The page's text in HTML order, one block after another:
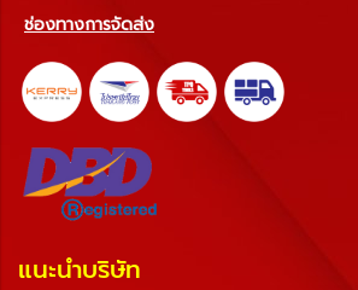
ช่องทางการจัดส่ง
แนะนำบริษัท